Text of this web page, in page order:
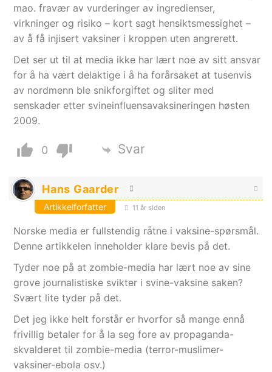
mao. fravær av vurderinger av ingredienser,
virkninger og risiko – kort sagt hensiktsmessighet –
av å få injisert vaksiner i kroppen uten angrerett.
Det ser ut til at media ikke har lært noe av sitt ansvar
for å ha vært delaktige i å ha forårsaket at tusenvis
av nordmenn ble snikforgiftet og sliter med
senskader etter svineinfluensavaksineringen høsten
2009.
0 Svar
Hans Gaarder
Artikkelforfatter 11 år siden
Norske media er fullstendig råtne i vaksine-spørsmål.
Denne artikkelen inneholder klare bevis på det.
Tyder noe på at zombie-media har lært noe av sine
grove journalistiske svikter i svine-vaksine saken?
Svært lite tyder på det.
Det jeg ikke helt forstår er hvorfor så mange ennå
frivillig betaler for å la seg fore av propaganda-
skvalderet til zombie-media (terror-muslimer-
vaksiner-ebola osv.)